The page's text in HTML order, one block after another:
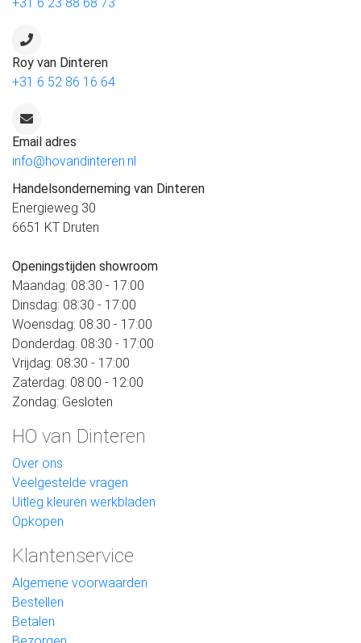
Roy van Dinteren
+31 6 52 86 16 64
Email adres
info@hovandinteren.nl
Handelsonderneming van Dinteren
Energieweg 30
6651 KT Druten
Openingstijden showroom
Maandag: 08:30 - 17:00
Dinsdag: 08:30 - 17:00
Woensdag: 08:30 - 17:00
Donderdag: 08:30 - 17:00
Vrijdag: 08:30 - 17:00
Zaterdag: 08:00 - 12:00
Zondag: Gesloten
HO van Dinteren
Over ons
Veelgestelde vragen
Uitleg kleuren werkbladen
Opkopen
Klantenservice
Algemene voorwaarden
Bestellen
Betalen